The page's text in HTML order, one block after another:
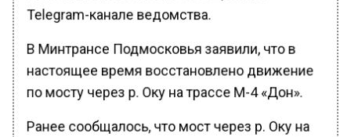
Telegram-канале ведомства.
В Минтрансе Подмосковья заявили, что в
настоящее время восстановлено движение
по мосту через р. Оку на трассе М-4 «Дон».
Ранее сообщалось, что мост через р. Оку на